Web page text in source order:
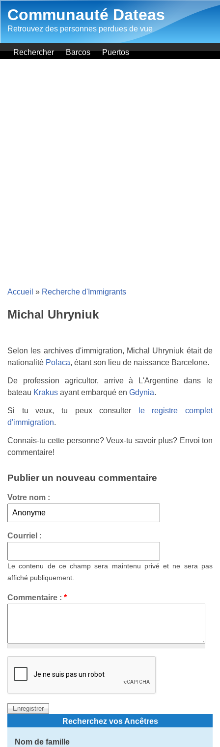
Communauté Dateas
Retrouvez des personnes perdues de vue
Rechercher Barcos Puertos
Accueil » Recherche d'Immigrants
Michal Uhryniuk
Selon les archives d'immigration, Michal Uhryniuk était de
nationalité Polaca, étant son lieu de naissance Barcelone.
De profession agricultor, arrive à L'Argentine dans le
bateau Krakus ayant embarqué en Gdynia.
Si tu veux, tu peux consulter
le registre complet
d'immigration.
Connais-tu cette personne? Veux-tu savoir plus? Envoi ton
commentaire!
Publier un nouveau commentaire
Votre nom :
Courriel :
Le contenu de ce champ sera maintenu privé et ne sera pas
affiché publiquement.
Commentaire : *
Recherchez vos Ancêtres
Nom de famille